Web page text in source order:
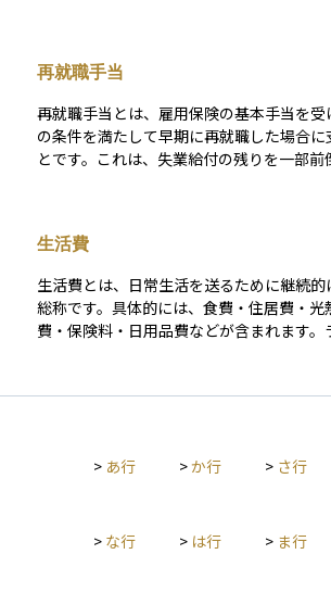
認定を受けることで進められます。なお、
都合退職かによって、支給が始まるまでの
わる点も特徴です。基本手当は生活費の
ほか、再就職までの経済的な安心材料とも
再就職手当
再就職手当とは、雇用保険の基本手当を
の条件を満たして早期に再就職した場合
とです。これは、失業給付の残りを一部
一定期間以上継続して働く見込みがあるこ
また、再就職先が元の勤務先や関連会社で
つかの条件を満たす必要があります。再
で、経済的にゆとりを持って新しい仕事
になります。
生活費
生活費とは、日常生活を送るために継続
総称です。具体的には、食費・住居費・光
費・保険料・日用品費などが含まれます
一般的です。固定費には家賃や住宅ローン
の分類によって、支出の見直しや節約余地
入に応じた支出バランスの最適化が課題と
> あ行 >か行 > さ行
> な行 > は行 > ま行